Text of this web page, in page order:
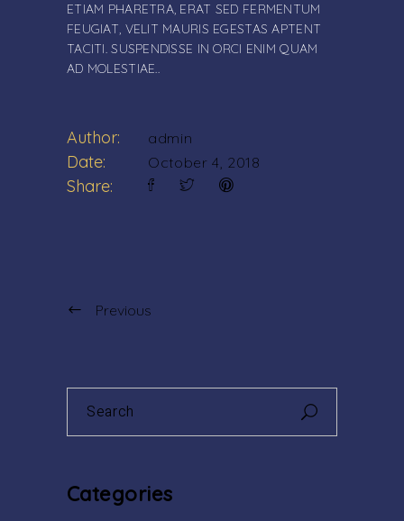
ETIAM PHARETRA, ERAT SED FERMENTUM
FEUGIAT, VELIT MAURIS EGESTAS APTENT
TACITI. SUSPENDISSE IN ORCI ENIM QUAM
AD MOLESTIAE..
Author: admin
Date: October 4, 2018
Share:
Previous
for:
Categories